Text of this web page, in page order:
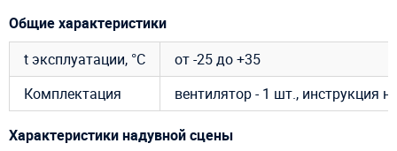
Общие характеристики
t эксплуатации, °C
от -25 до +35
Комплектация
вентилятор - 1 шт., инструкция
Характеристики надувной сцены